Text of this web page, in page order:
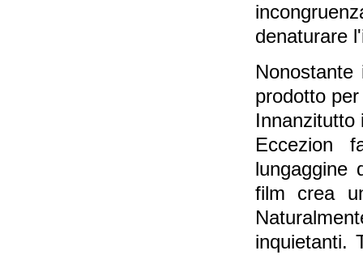
denaturare
prodotto
Eccezion
film crea
inquietanti.